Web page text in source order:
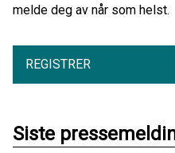
melde deg av når som helst.
REGISTRER
Siste